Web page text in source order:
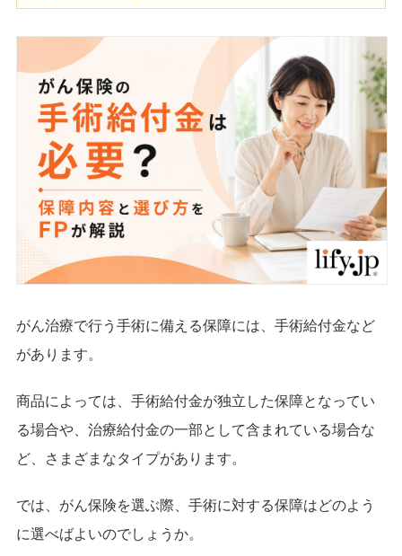
がん治療で行う手術に備える保障には、手術給付金など
があります。
商品によっては、手術給付金が独立した保障となってい
る場合や、治療給付金の一部として含まれている場合な
ど、さまざまなタイプがあります。
では、がん保険を選ぶ際、手術に対する保障はどのよう
に選べばよいのでしょうか。